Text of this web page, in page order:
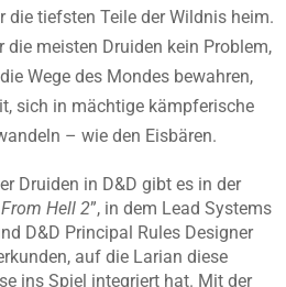
die tiefsten Teile der Wildnis heim.
meisten Druiden kein Problem,
Wege des Mondes bewahren,
sich in mächtige kämpferische
– wie den Eisbären.
Druiden in D&D gibt es in der
Hell 2”, in dem Lead Systems
D&D Principal Rules Designer
auf die Larian diese
ins Spiel integriert hat. Mit der